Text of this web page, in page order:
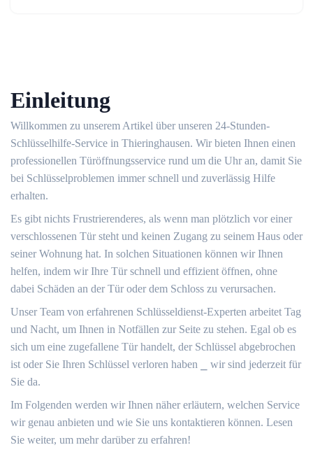
Einleitung
Willkommen zu unserem Artikel über unseren 24-Stunden-
Schlüsselhilfe-Service in Thieringhausen.​ Wir bieten Ihnen einen
professionellen Türöffnungsservice rund um die Uhr an, damit Sie
bei Schlüsselproblemen immer schnell und zuverlässig Hilfe
erhalten.​
Es gibt nichts Frustrierenderes, als wenn man plötzlich vor einer
verschlossenen Tür steht und keinen Zugang zu seinem Haus oder
seiner Wohnung hat.​ In solchen Situationen können wir Ihnen
helfen, indem wir Ihre Tür schnell und effizient öffnen, ohne
dabei Schäden an der Tür oder dem Schloss zu verursachen.​
Unser Team von erfahrenen Schlüsseldienst-Experten arbeitet Tag
und Nacht, um Ihnen in Notfällen zur Seite zu stehen.​ Egal ob es
sich um eine zugefallene Tür handelt, der Schlüssel abgebrochen
ist oder Sie Ihren Schlüssel verloren haben ⎯ wir sind jederzeit für
Sie da.​
Im Folgenden werden wir Ihnen näher erläutern, welchen Service
wir genau anbieten und wie Sie uns kontaktieren können.​ Lesen
Sie weiter, um mehr darüber zu erfahren!​